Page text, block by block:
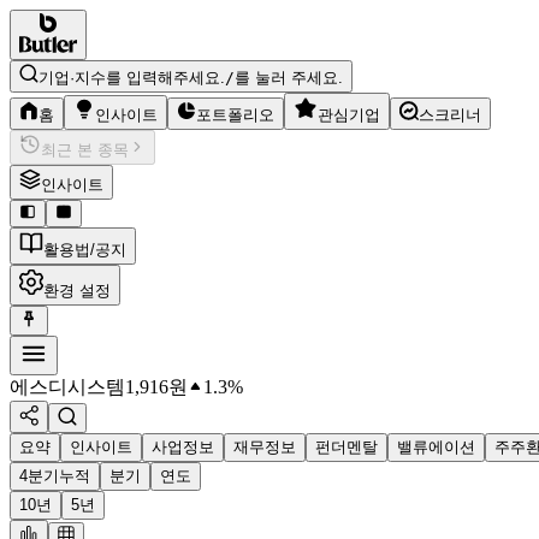
기업·지수를 입력해주세요./를 눌러 주세요.
홈 인사이트 포트폴리오 관심기업
스크리너
최근 본 종목
인사이트
활용법/공지
환경 설정
에스디시스템1,916원 1.3%
요약 인사이트 사업정보 재무정보 펀더멘탈 밸류에이션 주주
4분기누적
분기
연도
10년
5년